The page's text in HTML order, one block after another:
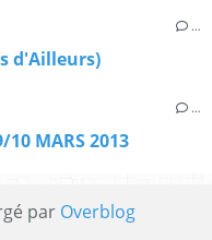
…
d'Ailleurs)
…
MARS 2013
par Overblog